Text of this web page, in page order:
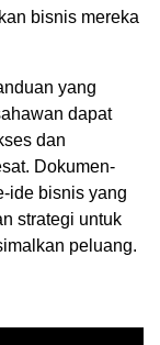
bisnis mereka
yang
dapat
dan
Dokumen-
ide bisnis yang
strategi untuk
peluang.